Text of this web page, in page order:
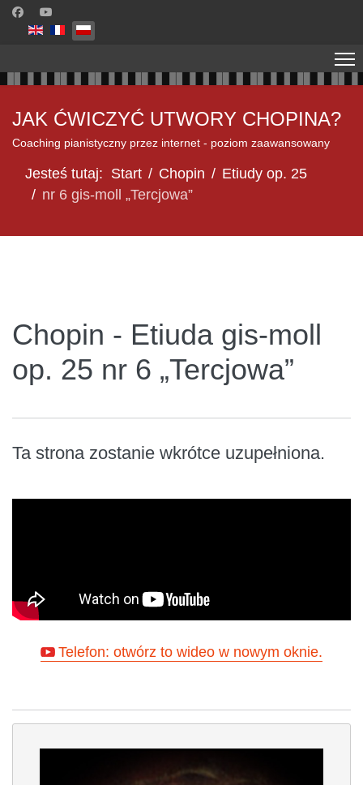
Wybierz swój język
JAK ĆWICZYĆ UTWORY CHOPINA?
Coaching pianistyczny przez internet - poziom zaawansowany
Jesteś tutaj: Start Chopin
Etiudy op. 25
nr 6 gis-moll „Tercjowa”
Chopin - Etiuda gis-moll
op. 25 nr 6 „Tercjowa”
Ta strona zostanie wkrótce uzupełniona.
Telefon: otwórz to wideo w nowym oknie.